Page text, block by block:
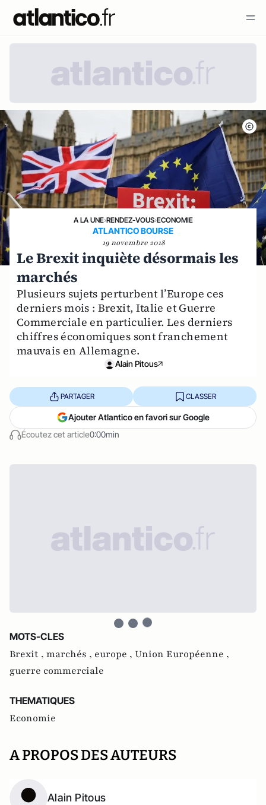
A LA UNE›RENDEZ-VOUS›ECONOMIE
ATLANTICO BOURSE
19 novembre 2018
Le Brexit inquiète désormais les
marchés
Plusieurs sujets perturbent l’Europe ces
derniers mois : Brexit, Italie et Guerre
Commerciale en particulier. Les derniers
chiffres économiques sont franchement
mauvais en Allemagne.
Alain Pitous
Écoutez cet article0:00min
PARTAGER CLASSER
Ajouter Atlantico en favori sur Google
MOTS-CLES
Brexit , marchés , europe , Union Européenne ,
guerre commerciale
THEMATIQUES
Economie
A PROPOS DES AUTEURS
Alain Pitous